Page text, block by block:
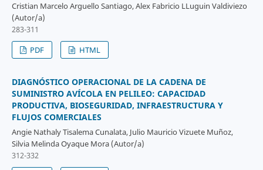
Cristian Marcelo Arguello Santiago, Alex Fabricio LLuguin Valdiviezo
(Autor/a)
283-311
PDF
HTML
DIAGNÓSTICO OPERACIONAL DE LA CADENA DE
SUMINISTRO AVÍCOLA EN PELILEO: CAPACIDAD
PRODUCTIVA, BIOSEGURIDAD, INFRAESTRUCTURA Y
FLUJOS COMERCIALES
Angie Nathaly Tisalema Cunalata, Julio Mauricio Vizuete Muñoz,
Silvia Melinda Oyaque Mora (Autor/a)
312-332